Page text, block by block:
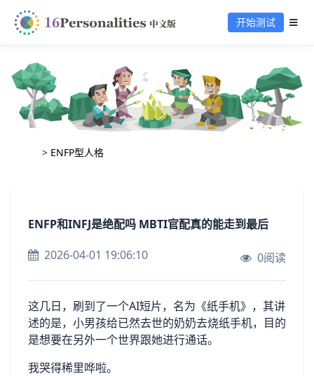
开始测试
> ENFP型人格
ENFP和INFJ是绝配吗 MBTI官配真的能走到最后
2026-04-01 19:06:10
0阅读
这几日，刷到了一个AI短片，名为《纸手机》，其讲
述的是，小男孩给已然去世的奶奶去烧纸手机，目的
是想要在另外一个世界跟她进行通话。
我哭得稀里哗啦。